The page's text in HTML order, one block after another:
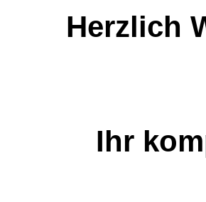
Herzlich
Ihr